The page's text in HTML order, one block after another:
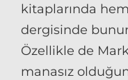
kitaplarında
dergisinde
Özellikle de
manasız